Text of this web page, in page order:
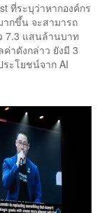
ที่ระบุว่าหากองค์กร
กขึ้น จะสามารถ
7.3 แสนล้านบาท
าดังกล่าว ยังมี 3
ะโยชน์จาก AI